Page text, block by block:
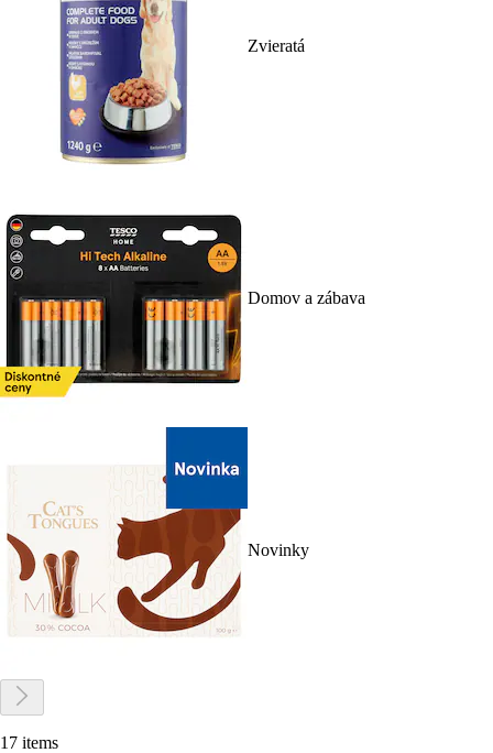
Zvieratá
Domov a zábava
Novinky
17 items